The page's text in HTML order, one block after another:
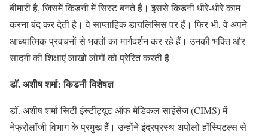
बीमारी है, जिसमें किडनी में सिस्ट बनते हैं। इससे किडनी धीरे-धीरे काम
करना बंद कर देती है। वे साप्ताहिक डायलिसिस पर हैं। फिर भी, वे अपने
आध्यात्मिक प्रवचनों से भक्तों का मार्गदर्शन कर रहे हैं। उनकी भक्ति और
सादगी की शिक्षाएं लाखों लोगों को प्रेरित करती हैं।
डॉ. अशीष शर्मा: किडनी विशेषज्ञ
डॉ. अशीष शर्मा सिटी इंस्टीट्यूट ऑफ मेडिकल साइंसेज (CIMS) में
नेफ्रोलॉजी विभाग के प्रमुख हैं। उन्होंने इंद्रप्रस्थ अपोलो हॉस्पिटल्स से